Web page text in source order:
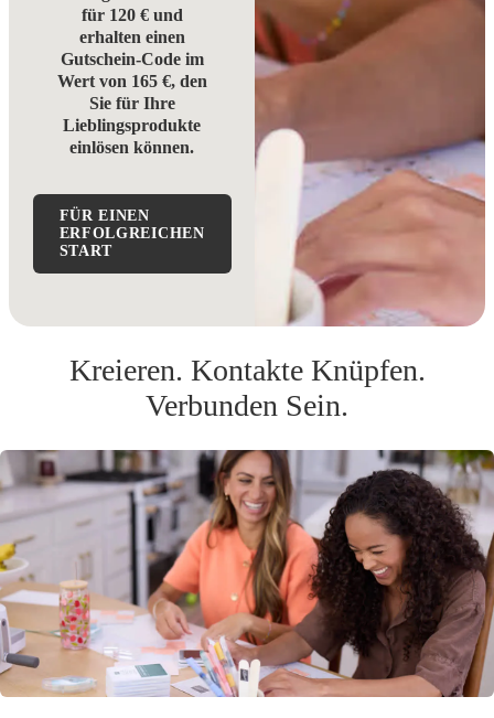
für 120 € und
erhalten einen
Gutschein-Code im
Wert von 165 €, den
Sie für Ihre
Lieblingsprodukte
einlösen können.
FÜR EINEN
ERFOLGREICHEN
START
Kreieren. Kontakte Knüpfen.
Verbunden Sein.